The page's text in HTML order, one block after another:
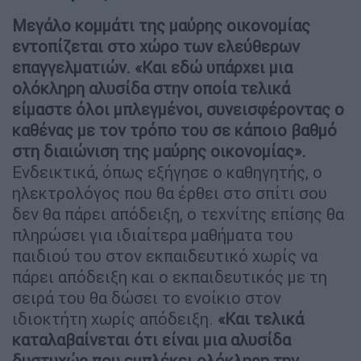
Μεγάλο κομμάτι της μαύρης οικονομίας
εντοπίζεται στο χώρο των ελεύθερων
επαγγελματιών. «Και εδώ υπάρχει μια
ολόκληρη αλυσίδα στην οποία τελικά
είμαστε όλοι μπλεγμένοι, συνεισφέροντας ο
καθένας με τον τρόπο του σε κάποιο βαθμό
στη διαιώνιση της μαύρης οικονομίας».
Ενδεικτικά, όπως εξήγησε ο καθηγητής, ο
ηλεκτρολόγος που θα έρθει στο σπίτι σου
δεν θα πάρει απόδειξη, ο τεχνίτης επίσης θα
πληρώσει για ιδιαίτερα μαθήματα του
παιδιού του στον εκπαιδευτικό χωρίς να
πάρει απόδειξη και ο εκπαιδευτικός με τη
σειρά του θα δώσει το ενοίκιο στον
ιδιοκτήτη χωρίς απόδειξη. «Και τελικά
καταλαβαίνεται ότι είναι μια αλυσίδα